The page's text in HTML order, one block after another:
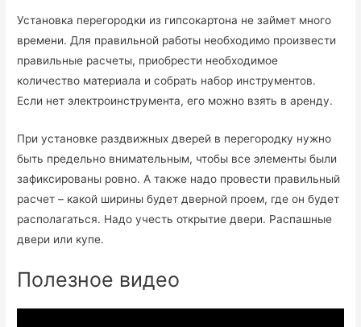
Установка перегородки из гипсокартона не займет много
времени. Для правильной работы необходимо произвести
правильные расчеты, приобрести необходимое
количество материала и собрать набор инструментов.
Если нет электроинструмента, его можно взять в аренду.
При установке раздвижных дверей в перегородку нужно
быть предельно внимательным, чтобы все элементы были
зафиксированы ровно. А также надо провести правильный
расчет – какой ширины будет дверной проем, где он будет
располагаться. Надо учесть открытие двери. Распашные
двери или купе.
Полезное видео